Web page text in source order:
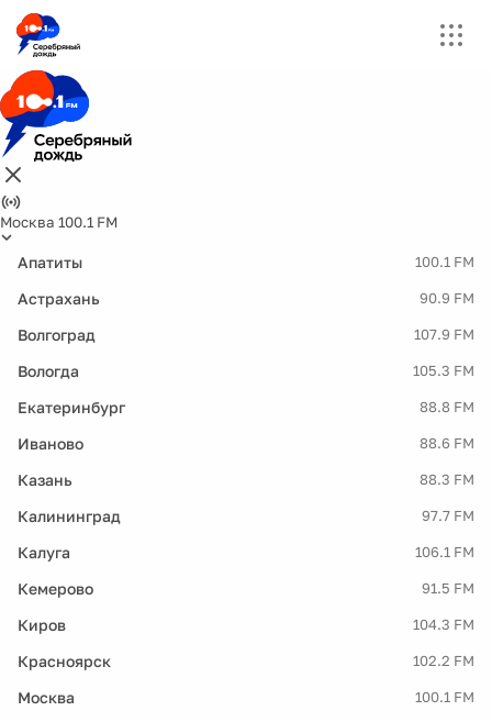
Москва 100.1 FM
Апатиты 100.1 FM
Астрахань 90.9 FM
Волгоград 107.9 FM
Вологда 105.3 FM
Екатеринбург 88.8 FM
Иваново 88.6 FM
Казань 88.3 FM
Калининград 97.7 FM
Калуга 106.1 FM
Кемерово 91.5 FM
Киров 104.3 FM
Красноярск 102.2 FM
Москва 100.1 FM